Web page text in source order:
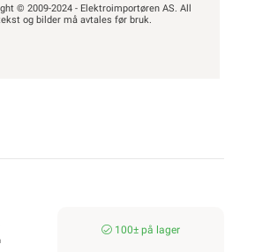
© 2009-2024 - Elektroimportøren AS. All
og bilder må avtales før bruk.
100± på lager